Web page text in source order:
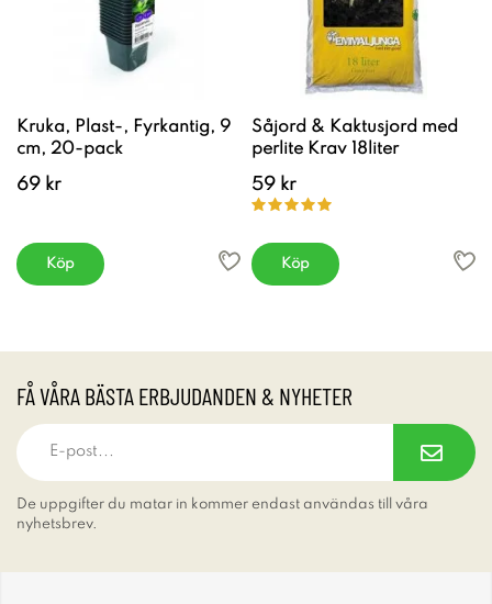
Kruka, Plast-, Fyrkantig, 9
cm, 20-pack
69 kr
Köp
Såjord & Kaktusjord med
perlite Krav 18liter
59 kr
Köp
FÅ VÅRA BÄSTA ERBJUDANDEN & NYHETER
De uppgifter du matar in kommer endast användas till våra
nyhetsbrev.